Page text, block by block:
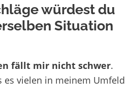
würdest du
Situation
fällt mir nicht schwer.
es vielen in meinem Umfeld